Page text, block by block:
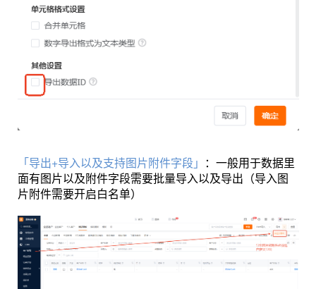
「导出+导入以及支持图片附件字段」 ： 一般用于数据里
面有图片以及附件字段需要批量导入以及导出（导入图
片附件需要开启白名单）